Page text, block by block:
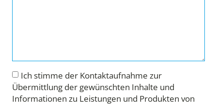
Ich stimme der Kontaktaufnahme zur
Übermittlung der gewünschten Inhalte und
Informationen zu Leistungen und Produkten von